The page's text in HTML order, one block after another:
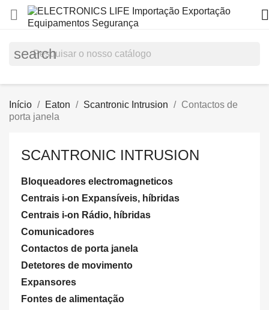
 
search
Início Eaton Scantronic Intrusion
Contactos de
porta janela
SCANTRONIC INTRUSION
Bloqueadores electromagneticos
Centrais i-on Expansíveis, híbridas
Centrais i-on Rádio, híbridas
Comunicadores
Contactos de porta janela
Detetores de movimento
Expansores
Fontes de alimentação